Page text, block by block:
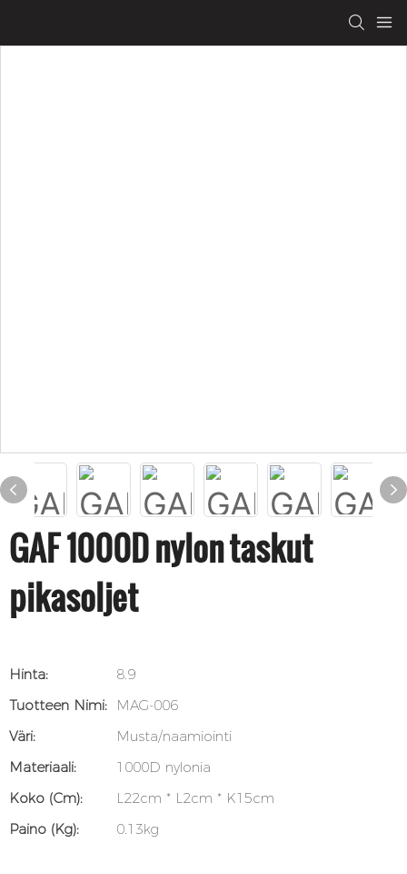
GAF 1000D nylon taskut
pikasoljet
Hinta:
8.9
Tuotteen Nimi:
MAG-006
Väri:
Musta/naamiointi
Materiaali:
1000D nylonia
Koko (cm):
L22cm * L2cm * K15cm
Paino (kg):
0.13kg